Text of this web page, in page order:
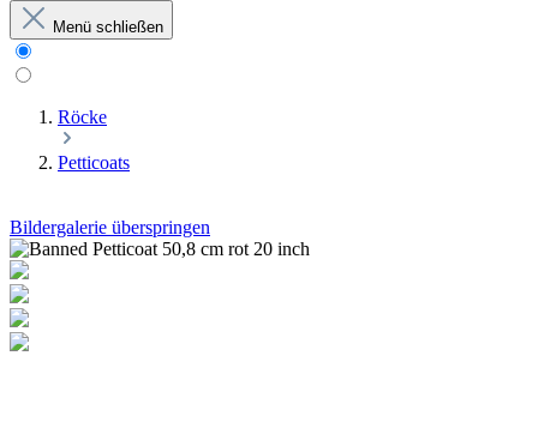
Menü schließen
Röcke
Petticoats
Bildergalerie überspringen